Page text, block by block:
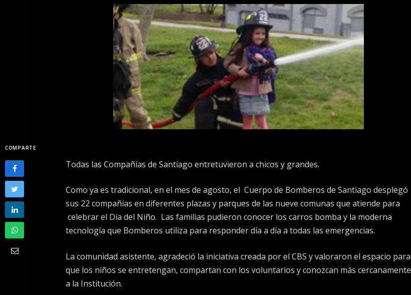
COMPARTE
Todas las Compañías de Santiago entretuvieron a chicos y grandes.
Como ya es tradicional, en el mes de agosto, el Cuerpo de Bomberos de Santiago desplegó
sus 22 compañías en diferentes plazas y parques de las nueve comunas que atiende para
celebrar el Día del Niño. Las familias pudieron conocer los carros bomba y la moderna
tecnología que Bomberos utiliza para responder día a día a todas las emergencias.
La comunidad asistente, agradeció la iniciativa creada por el CBS y valoraron el espacio para
que los niños se entretengan, compartan con los voluntarios y conozcan más cercanamente
a la Institución.